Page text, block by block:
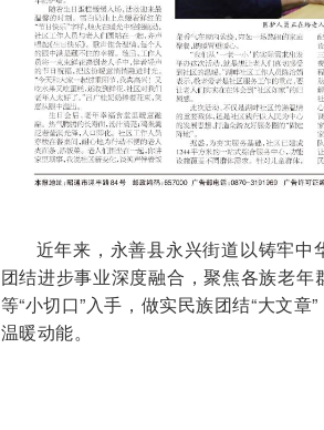
近年来，永善县永兴街道以铸牢
团结进步事业深度融合，聚焦各族老
等“小切口”入手，做实民族团结“大文
温暖动能。